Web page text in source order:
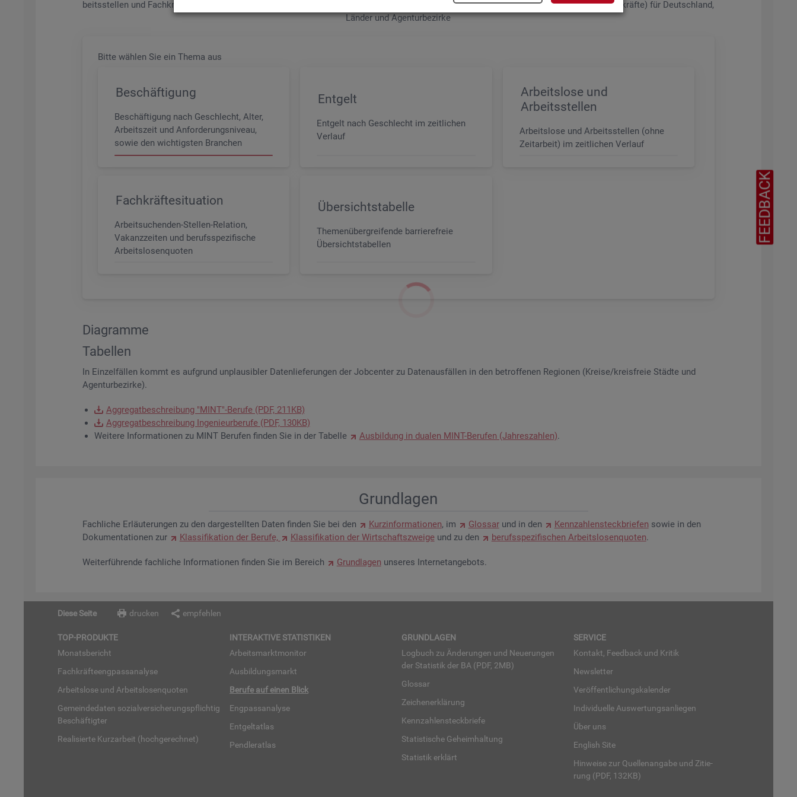
beits­stel­len und Fach­kräf­te­be­darf aller Be­ru­fe sowie der MINT- und In­ge­nieur­be­ru­fe dif­fe­ren­ziert nach dem An­for­de­rungs­ni­veau (z.B. Fach­kräf­te) für Deutsch­land,
Län­der und Agen­tur­be­zir­ke
Bitte wäh­len Sie ein Thema aus
Beschäftigung
Beschäftigung nach Geschlecht, Alter,
Arbeitszeit und Anforderungsniveau,
sowie den wichtigsten Branchen
Entgelt
Entgelt nach Geschlecht im zeitlichen
Verlauf
Arbeitslose und
Arbeitsstellen
Arbeitslose und Arbeitsstellen (ohne
Zeitarbeit) im zeitlichen Verlauf
Fachkräftesituation
Arbeitsuchenden-Stellen-Relation,
Vakanzzeiten und berufsspezifische
Arbeitslosenquoten
Übersichtstabelle
Themenübergreifende barrierefreie
Übersichtstabellen
Dia­gram­me
Ta­bel­len
In Ein­zel­fäl­len kommt es auf­grund un­plau­si­bler Da­ten­lie­fe­run­gen der Job­cen­ter zu Da­ten­aus­fäl­len in den be­trof­fe­nen Re­gio­nen (Krei­se/kreis­freie Städ­te und
Agen­tur­be­zir­ke).
Ag­gre­gat­be­schrei­bung "MINT"-Be­ru­fe (PDF, 211KB)
Ag­gre­gat­be­schrei­bung In­ge­nieur­be­ru­fe (PDF, 130KB)
Wei­te­re In­for­ma­tio­nen zu MINT Be­ru­fen fin­den Sie in der Ta­bel­le
Aus­bil­dung in dua­len MINT-Be­ru­fen (Jah­res­zah­len).
Grund­la­gen
Fach­li­che Er­läu­te­run­gen zu den dar­ge­stell­ten Daten fin­den Sie bei den Kurz­in­for­ma­tio­nen, im Glos­sarund in den Kenn­zah­len­steck­brie­fen sowie in den
Do­ku­men­ta­tio­nen zur
Klas­si­fi­ka­ti­on der Be­ru­fe, Klas­si­fi­ka­ti­on der Wirt­schafts­zwei­geund zu den be­rufs­spe­zi­fi­schen Ar­beits­lo­sen­quo­ten.
Wei­ter­füh­ren­de fach­li­che In­for­ma­tio­nen fin­den Sie im Be­reich Grund­la­gen un­se­res In­ter­net­an­ge­bots.
FEEDBACK
Diese Seite drucken empfehlen
TOP-PRO­DUK­TE
Mo­nats­be­richt
Fach­kräf­te­eng­pass­ana­ly­se
Ar­beits­lo­se und Ar­beits­lo­sen­quo­ten
Ge­mein­de­da­ten so­zi­al­ver­si­che­rungs­pflich­tig
Be­schäf­tig­ter
Rea­li­sier­te Kurz­ar­beit (hoch­ge­rech­net)
IN­TER­AK­TI­VE STA­TIS­TI­KEN
Ar­beits­markt­mo­ni­tor
Aus­bil­dungs­markt
Be­ru­fe auf einen Blick
Eng­pass­ana­ly­se
Ent­gel­t­at­las
Pend­ler­at­las
GRUND­LA­GEN
Log­buch zu Än­de­run­gen und Neue­run­gen
der Sta­tis­tik der BA (PDF, 2MB)
Glos­sar
Zei­chen­er­klä­rung
Kenn­zah­len­steck­brie­fe
Sta­tis­ti­sche Ge­heim­hal­tung
Sta­tis­tik er­klärt
SER­VICE
Kon­takt, Feed­back und Kri­tik
News­let­ter
Ver­öf­fent­li­chungs­ka­len­der
In­di­vi­du­el­le Aus­wer­tungs­an­lie­gen
Über uns
English Site
Hin­wei­se zur Quel­len­an­ga­be und Zi­tie­
rung (PDF, 132KB)